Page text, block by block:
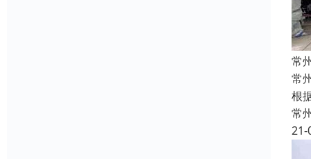
常
常
根
常
21-